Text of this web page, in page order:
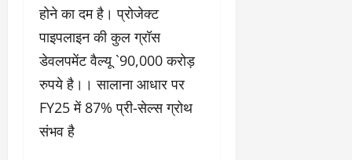
होने का दम है। प्रोजेक्ट
पाइपलाइन की कुल ग्रॉस
डेवलपमेंट वैल्यू `90,000 करोड़
रुपये है।। सालाना आधार पर
FY25 में 87% प्री-सेल्स ग्रोथ
संभव है